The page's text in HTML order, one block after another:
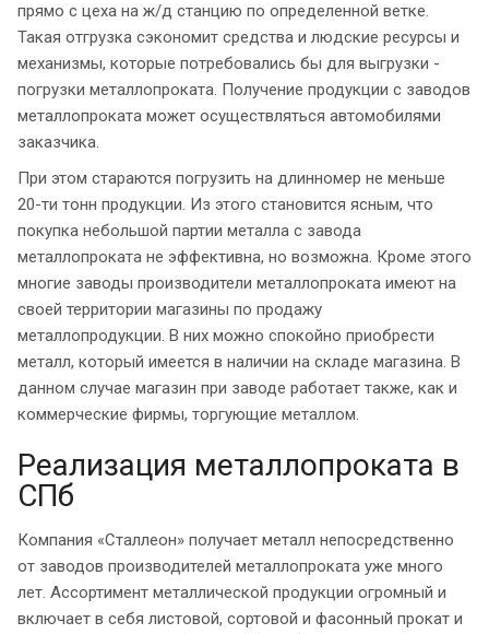
прямо с цеха на ж/д станцию по определенной ветке.
Такая отгрузка сэкономит средства и людские ресурсы и
механизмы, которые потребовались бы для выгрузки -
погрузки металлопроката. Получение продукции с заводов
металлопроката может осуществляться автомобилями
заказчика.
При этом стараются погрузить на длинномер не меньше
20-ти тонн продукции. Из этого становится ясным, что
покупка небольшой партии металла с завода
металлопроката не эффективна, но возможна. Кроме этого
многие заводы производители металлопроката имеют на
своей территории магазины по продажу
металлопродукции. В них можно спокойно приобрести
металл, который имеется в наличии на складе магазина. В
данном случае магазин при заводе работает также, как и
коммерческие фирмы, торгующие металлом.
Реализация металлопроката в
СПб
Компания «Сталлеон» получает металл непосредственно
от заводов производителей металлопроката уже много
лет. Ассортимент металлической продукции огромный и
включает в себя листовой, сортовой и фасонный прокат и